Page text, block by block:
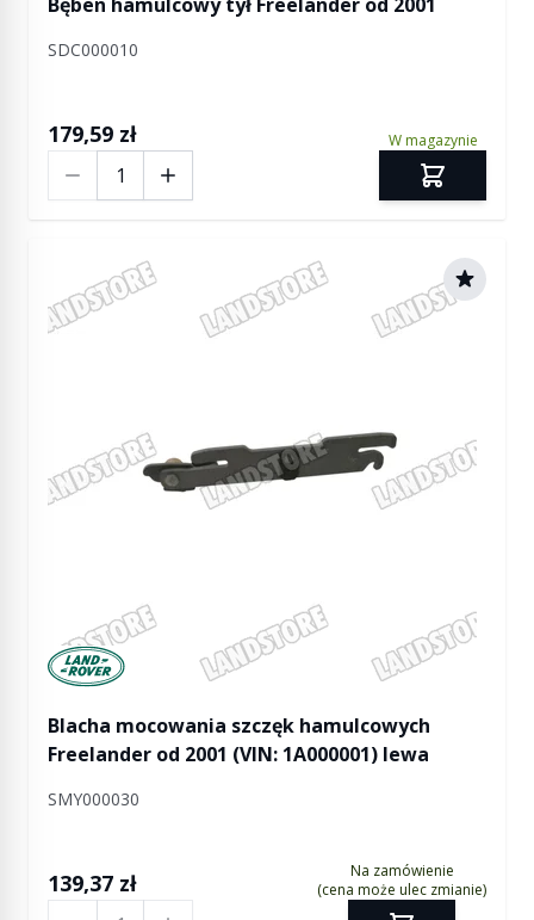
SDC000010
179,59 zł W magazynie
Manufactured by Land rover
Blacha mocowania szczęk hamulcowych
Freelander od 2001 (VIN: 1A000001) lewa
SMY000030
139,37 zł
Na zamówienie
(cena może ulec zmianie)